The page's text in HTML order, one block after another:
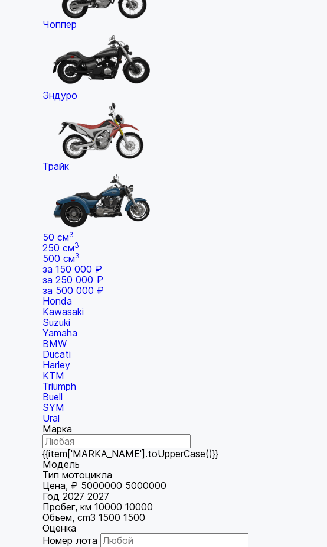
Чоппер
Эндуро
Трайк
50 см3
250 см3
500 см3
за 150 000 ₽
за 250 000 ₽
за 500 000 ₽
Honda
Kawasaki
Suzuki
Yamaha
BMW
Ducati
Harley
KTM
Triumph
Buell
SYM
Ural
Марка
{{item['MARKA_NAME'].toUpperCase()}}
Модель
Тип мотоцикла
Цена, ₽ 5000000 5000000
Год 2027 2027
Пробег, км 10000 10000
Объем, cm3 1500 1500
Оценка
Номер лота